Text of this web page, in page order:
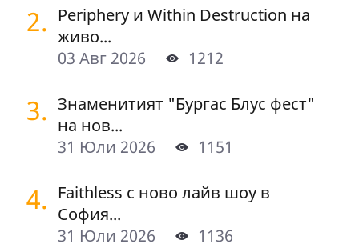
2. Periphery и Within Destruction на
живо...
03 Авг 2026
1212
3. Знаменитият "Бургас Блус фест"
на нов...
31 Юли 2026
1151
4. Faithless с ново лайв шоу в
София...
31 Юли 2026
1136